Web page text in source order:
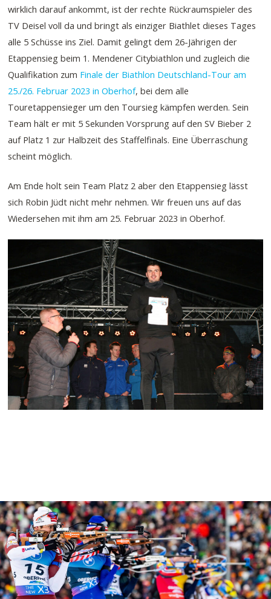
wirklich darauf ankommt, ist der rechte Rückraumspieler des
TV Deisel voll da und bringt als einziger Biathlet dieses Tages
alle 5 Schüsse ins Ziel. Damit gelingt dem 26-Jährigen der
Etappensieg beim 1. Mendener Citybiathlon und zugleich die
Qualifikation zum Finale der Biathlon Deutschland-Tour am
25./26. Februar 2023 in Oberhof, bei dem alle
Touretappensieger um den Toursieg kämpfen werden. Sein
Team hält er mit 5 Sekunden Vorsprung auf den SV Bieber 2
auf Platz 1 zur Halbzeit des Staffelfinals. Eine Überraschung
scheint möglich.
Am Ende holt sein Team Platz 2 aber den Etappensieg lässt
sich Robin Jüdt nicht mehr nehmen. Wir freuen uns auf das
Wiedersehen mit ihm am 25. Februar 2023 in Oberhof.